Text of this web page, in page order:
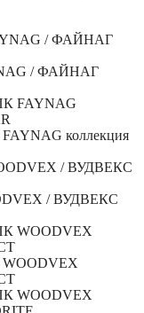
/ ФАЙНАГ
коллекция
/ ВУДВЕКС